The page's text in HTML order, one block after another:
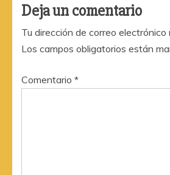
Deja un comentario
Tu dirección de correo electrónico
Los campos obligatorios están
Comentario *